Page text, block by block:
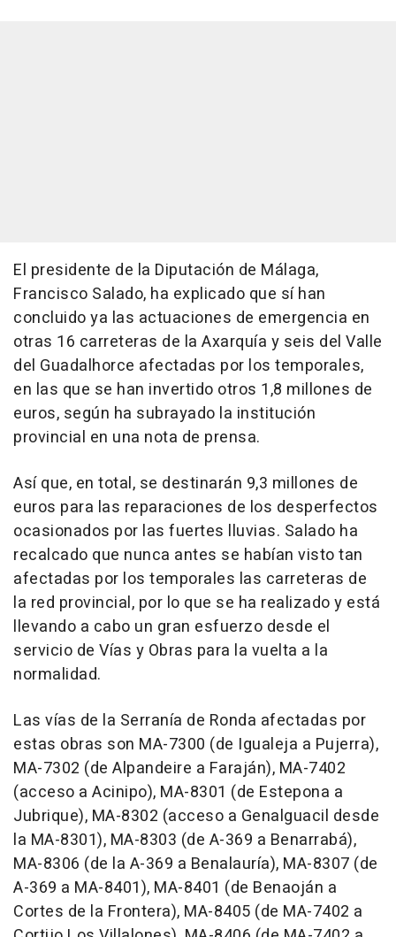
El presidente de la Diputación de Málaga,
Francisco Salado, ha explicado que sí han
concluido ya las actuaciones de emergencia en
otras 16 carreteras de la Axarquía y seis del Valle
del Guadalhorce afectadas por los temporales,
en las que se han invertido otros 1,8 millones de
euros, según ha subrayado la institución
provincial en una nota de prensa.
Así que, en total, se destinarán 9,3 millones de
euros para las reparaciones de los desperfectos
ocasionados por las fuertes lluvias. Salado ha
recalcado que nunca antes se habían visto tan
afectadas por los temporales las carreteras de
la red provincial, por lo que se ha realizado y está
llevando a cabo un gran esfuerzo desde el
servicio de Vías y Obras para la vuelta a la
normalidad.
Las vías de la Serranía de Ronda afectadas por
estas obras son MA-7300 (de Igualeja a Pujerra),
MA-7302 (de Alpandeire a Faraján), MA-7402
(acceso a Acinipo), MA-8301 (de Estepona a
Jubrique), MA-8302 (acceso a Genalguacil desde
la MA-8301), MA-8303 (de A-369 a Benarrabá),
MA-8306 (de la A-369 a Benalauría), MA-8307 (de
A-369 a MA-8401), MA-8401 (de Benaoján a
Cortes de la Frontera), MA-8405 (de MA-7402 a